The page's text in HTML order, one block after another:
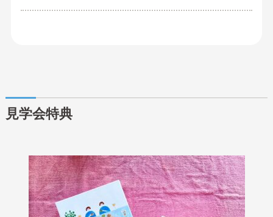
見学会特典